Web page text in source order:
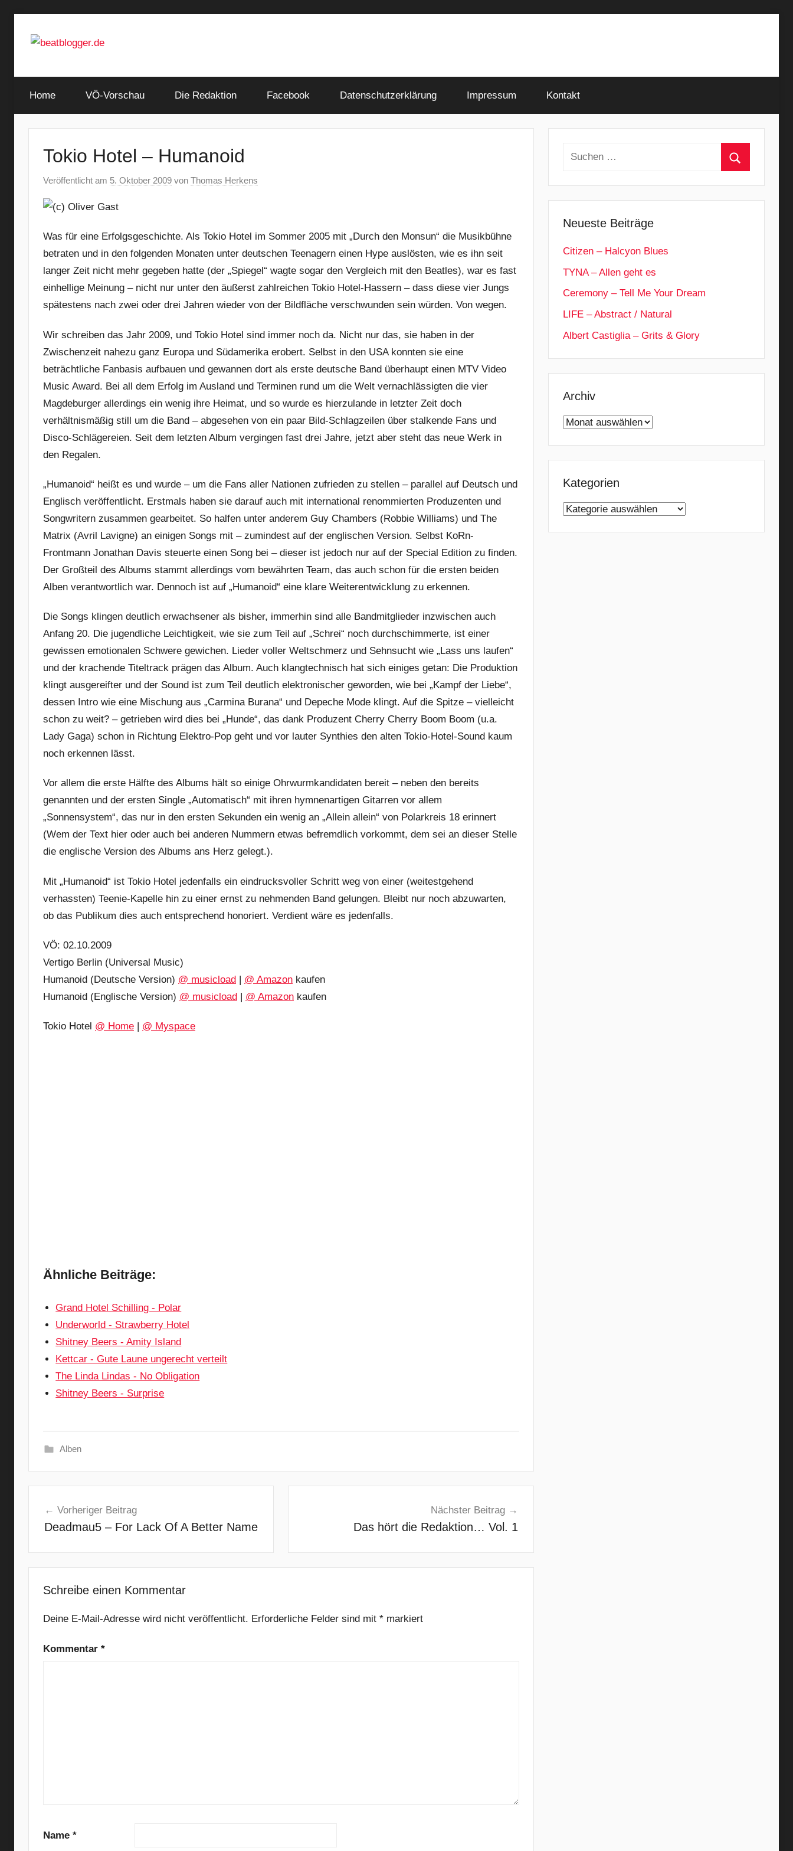
Inhalt
beatblogger.de
and
the
Home VÖ-Vorschau Die Redaktion Facebook Datenschutzerklärung Impressum Kontakt
Tokio Hotel – Humanoid
Veröffentlicht am 5. Oktober 2009 von Thomas Herkens
Was für eine Erfolgsgeschichte. Als Tokio Hotel im Sommer 2005 mit „Durch den Monsun“ die Musikbühne
betraten und in den folgenden Monaten unter deutschen Teenagern einen Hype auslösten, wie es ihn seit
langer Zeit nicht mehr gegeben hatte (der „Spiegel“ wagte sogar den Vergleich mit den Beatles), war es fast
einhellige Meinung – nicht nur unter den äußerst zahlreichen Tokio Hotel-Hassern – dass diese vier Jungs
spätestens nach zwei oder drei Jahren wieder von der Bildfläche verschwunden sein würden. Von wegen.
Wir schreiben das Jahr 2009, und Tokio Hotel sind immer noch da. Nicht nur das, sie haben in der
Zwischenzeit nahezu ganz Europa und Südamerika erobert. Selbst in den USA konnten sie eine
beträchtliche Fanbasis aufbauen und gewannen dort als erste deutsche Band überhaupt einen MTV Video
Music Award. Bei all dem Erfolg im Ausland und Terminen rund um die Welt vernachlässigten die vier
Magdeburger allerdings ein wenig ihre Heimat, und so wurde es hierzulande in letzter Zeit doch
verhältnismäßig still um die Band – abgesehen von ein paar Bild-Schlagzeilen über stalkende Fans und
Disco-Schlägereien. Seit dem letzten Album vergingen fast drei Jahre, jetzt aber steht das neue Werk in
den Regalen.
„Humanoid“ heißt es und wurde – um die Fans aller Nationen zufrieden zu stellen – parallel auf Deutsch und
Englisch veröffentlicht. Erstmals haben sie darauf auch mit international renommierten Produzenten und
Songwritern zusammen gearbeitet. So halfen unter anderem Guy Chambers (Robbie Williams) und The
Matrix (Avril Lavigne) an einigen Songs mit – zumindest auf der englischen Version. Selbst KoRn-
Frontmann Jonathan Davis steuerte einen Song bei – dieser ist jedoch nur auf der Special Edition zu finden.
Der Großteil des Albums stammt allerdings vom bewährten Team, das auch schon für die ersten beiden
Alben verantwortlich war. Dennoch ist auf „Humanoid“ eine klare Weiterentwicklung zu erkennen.
Die Songs klingen deutlich erwachsener als bisher, immerhin sind alle Bandmitglieder inzwischen auch
Anfang 20. Die jugendliche Leichtigkeit, wie sie zum Teil auf „Schrei“ noch durchschimmerte, ist einer
gewissen emotionalen Schwere gewichen. Lieder voller Weltschmerz und Sehnsucht wie „Lass uns laufen“
und der krachende Titeltrack prägen das Album. Auch klangtechnisch hat sich einiges getan: Die Produktion
klingt ausgereifter und der Sound ist zum Teil deutlich elektronischer geworden, wie bei „Kampf der Liebe“,
dessen Intro wie eine Mischung aus „Carmina Burana“ und Depeche Mode klingt. Auf die Spitze – vielleicht
schon zu weit? – getrieben wird dies bei „Hunde“, das dank Produzent Cherry Cherry Boom Boom (u.a.
Lady Gaga) schon in Richtung Elektro-Pop geht und vor lauter Synthies den alten Tokio-Hotel-Sound kaum
noch erkennen lässt.
Vor allem die erste Hälfte des Albums hält so einige Ohrwurmkandidaten bereit – neben den bereits
genannten und der ersten Single „Automatisch“ mit ihren hymnenartigen Gitarren vor allem
„Sonnensystem“, das nur in den ersten Sekunden ein wenig an „Allein allein“ von Polarkreis 18 erinnert
(Wem der Text hier oder auch bei anderen Nummern etwas befremdlich vorkommt, dem sei an dieser Stelle
die englische Version des Albums ans Herz gelegt.).
Mit „Humanoid“ ist Tokio Hotel jedenfalls ein eindrucksvoller Schritt weg von einer (weitestgehend
verhassten) Teenie-Kapelle hin zu einer ernst zu nehmenden Band gelungen. Bleibt nur noch abzuwarten,
ob das Publikum dies auch entsprechend honoriert. Verdient wäre es jedenfalls.
VÖ: 02.10.2009
Vertigo Berlin (Universal Music)
Humanoid (Deutsche Version) @ musicload | @ Amazon kaufen
Humanoid (Englische Version) @ musicload | @ Amazon kaufen
Tokio Hotel @ Home | @ Myspace
Ähnliche Beiträge:
Grand Hotel Schilling - Polar
Underworld - Strawberry Hotel
Shitney Beers - Amity Island
Kettcar - Gute Laune ungerecht verteilt
The Linda Lindas - No Obligation
Shitney Beers - Surprise
Alben
e
l
e
n
a
Vorheriger Beitrag
Deadmau5 – For Lack Of A Better Name
Nächster Beitrag
Das hört die Redaktion… Vol. 1
Schreibe einen Kommentar
Deine E-Mail-Adresse wird nicht veröffentlicht. Erforderliche Felder sind mit * markiert
Kommentar *
Name *
Suchen
Neueste Beiträge
Citizen – Halcyon Blues
TYNA – Allen geht es
Ceremony – Tell Me Your Dream
LIFE – Abstract / Natural
Albert Castiglia – Grits & Glory
Archiv
Archiv
Kategorien
Kategorien